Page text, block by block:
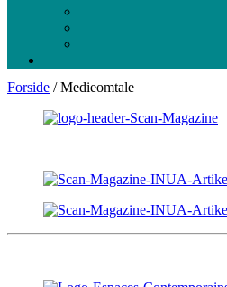
Forside / Medieomtale